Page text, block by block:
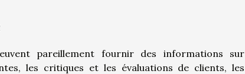
pareillement fournir des informations sur
les critiques et les évaluations de clients, les